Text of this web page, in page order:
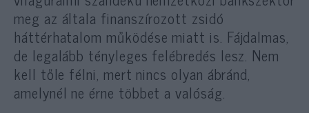
meg az általa finanszírozott zsidó
háttérhatalom működése miatt is. Fájdalmas,
de legalább tényleges felébredés lesz. Nem
kell tőle félni, mert nincs olyan ábránd,
amelynél ne érne többet a valóság.